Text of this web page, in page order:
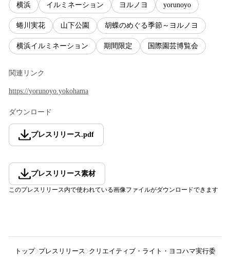
横浜 イルミネーション ヨルノヨ yorunoyo
蜷川実花 山下公園 胡蝶のめぐる季節～ヨルノヨ
横浜イルミネーション 期間限定 国際園芸博覧会
関連リンク
https://yorunoyo.yokohama
ダウンロード
プレスリリース.pdf
プレスリリース素材
このプレスリリース内で使われている画像ファイルがダウンロードできます
トップ プレスリリース クリエイティブ・ライト・ヨコハマ実行委員会